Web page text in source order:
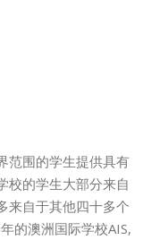
范围的学生提供具有
校的学生大部分来自
来自于其他四十多个
的澳洲国际学校AIS,